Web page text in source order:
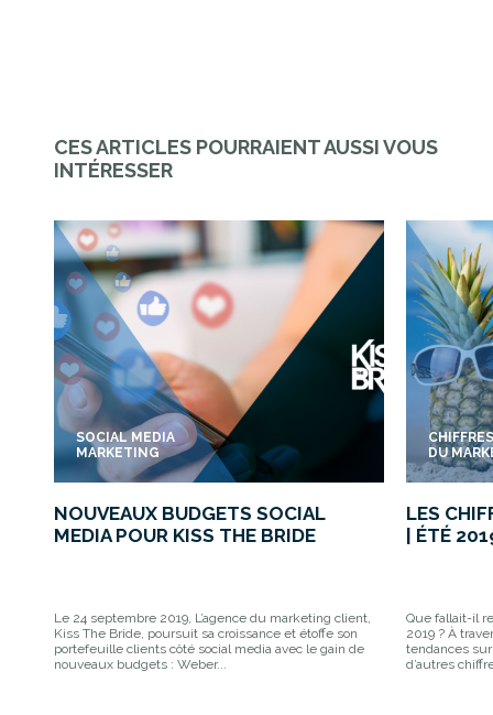
CES ARTICLES POURRAIENT AUSSI VOUS
INTÉRESSER
SOCIAL MEDIA
MARKETING
NOUVEAUX BUDGETS SOCIAL
MEDIA POUR KISS THE BRIDE
Le 24 septembre 2019, L’agence du marketing client,
Kiss The Bride, poursuit sa croissance et étoffe son
portefeuille clients côté social media avec le gain de
nouveaux budgets : Weber...
DU
LES
| ÉTÉ
Que fallait-il
2019 ? À
tendances
d’autres